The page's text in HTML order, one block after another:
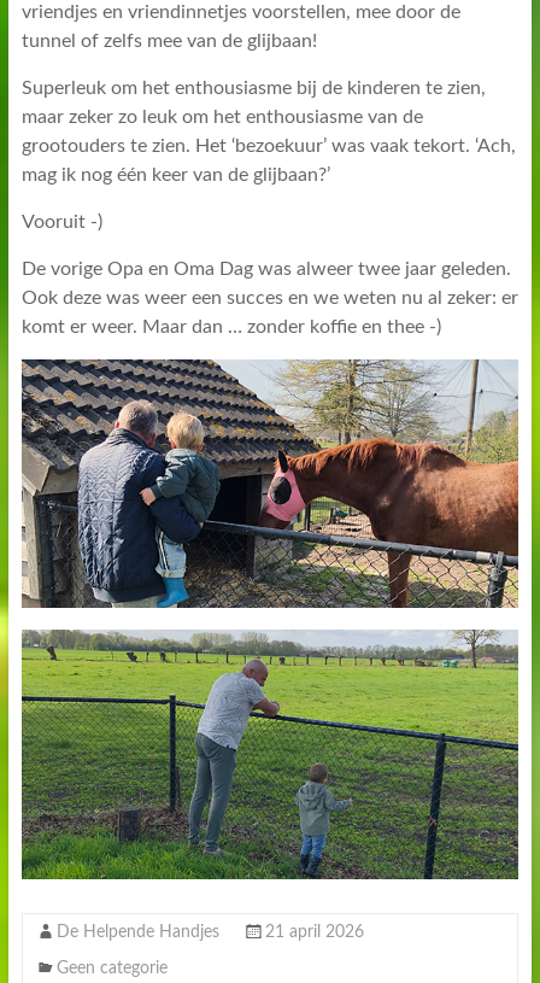
vriendjes en vriendinnetjes voorstellen, mee door de
tunnel of zelfs mee van de glijbaan!
Superleuk om het enthousiasme bij de kinderen te zien,
maar zeker zo leuk om het enthousiasme van de
grootouders te zien. Het ‘bezoekuur’ was vaak tekort. ‘Ach,
mag ik nog één keer van de glijbaan?’
Vooruit -)
De vorige Opa en Oma Dag was alweer twee jaar geleden.
Ook deze was weer een succes en we weten nu al zeker: er
komt er weer. Maar dan … zonder koffie en thee -)
De Helpende Handjes 21 april 2026
Geen categorie